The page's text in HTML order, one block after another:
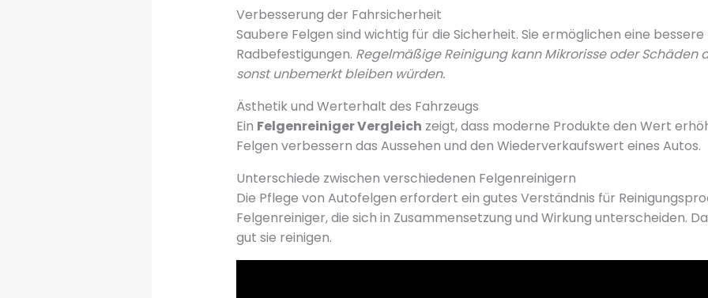
Verbesserung der Fahrsicherheit
Saubere Felgen sind wichtig für die Sicherheit. Sie ermöglichen eine
Radbefestigungen. Regelmäßige Reinigung kann Mikrorisse oder Schäden
sonst unbemerkt bleiben würden.
Ästhetik und Werterhalt des Fahrzeugs
Ein Felgenreiniger Vergleich zeigt, dass moderne Produkte den Wert
Felgen verbessern das Aussehen und den Wiederverkaufswert eines Autos.
Unterschiede zwischen verschiedenen Felgenreinigern
Die Pflege von Autofelgen erfordert ein gutes Verständnis für
Felgenreiniger, die sich in Zusammensetzung und Wirkung unterscheiden.
gut sie reinigen.